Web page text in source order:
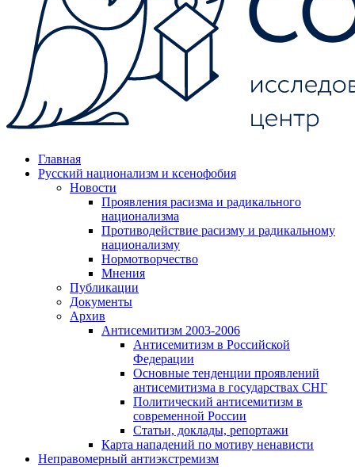
Главная
Русский национализм и ксенофобия
Новости
Проявления расизма и радикального
национализма
Противодействие расизму и радикальному
национализму
Нормотворчество
Мнения
Публикации
Документы
Архив
Антисемитизм 2003-2006
Антисемитизм в Российской
Федерации
Основные тенденции проявлений
антисемитизма в государствах СНГ
Политический антисемитизм в
современной России
Статьи, доклады, репортажи
Карта нападений по мотиву ненависти
Неправомерный антиэкстремизм